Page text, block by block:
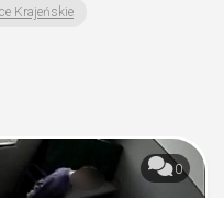
Krajeńskie
0